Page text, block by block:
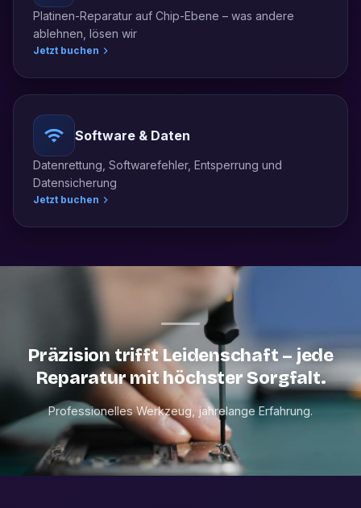
Platinen-Reparatur auf Chip-Ebene – was andere
ablehnen, lösen wir
Jetzt buchen
Software & Daten
Datenrettung, Softwarefehler, Entsperrung und
Datensicherung
Jetzt buchen
Präzision trifft Leidenschaft – jede
Reparatur mit höchster Sorgfalt.
Professionelles Werkzeug, jahrelange Erfahrung.